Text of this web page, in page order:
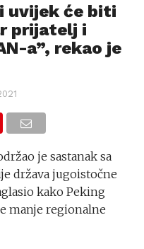
uvijek će biti
prijatelj i
a”, rekao je
je sastanak sa
država jugoistočne
kako Peking
manje regionalne